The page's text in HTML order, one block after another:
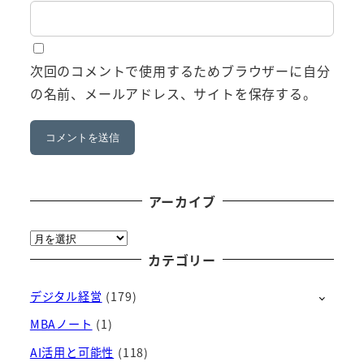
次回のコメントで使用するためブラウザーに自分
の名前、メールアドレス、サイトを保存する。
アーカイブ
ア
ー
イ
ブ
カテゴリー
デジタル経営 (179)
MBAノート (1)
AI活用と可能性 (118)